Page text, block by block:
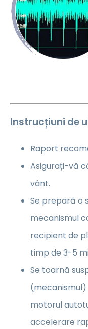
Instrucțiuni de
Raport
Asigurați-vă
vânt.
Se prepară o
mecanismul
recipient de
timp de 3-5
Se toarnă
motorul
accelerare